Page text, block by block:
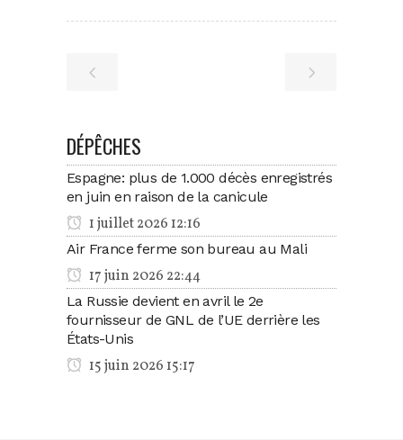
DÉPÊCHES
Espagne: plus de 1.000 décès enregistrés
en juin en raison de la canicule
1 juillet 2026 12:16
Air France ferme son bureau au Mali
17 juin 2026 22:44
La Russie devient en avril le 2e
fournisseur de GNL de l’UE derrière les
États-Unis
15 juin 2026 15:17